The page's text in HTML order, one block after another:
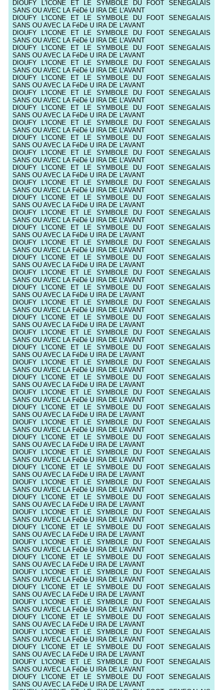
DIOUFY L'ICONE ET LE SYMBOLE DU FOOT SENEGALAIS
SANS OU AVEC LA FéDé U IRA DE L'AVANT
DIOUFY L'ICONE ET LE SYMBOLE DU FOOT SENEGALAIS
SANS OU AVEC LA FéDé U IRA DE L'AVANT
DIOUFY L'ICONE ET LE SYMBOLE DU FOOT SENEGALAIS
SANS OU AVEC LA FéDé U IRA DE L'AVANT
DIOUFY L'ICONE ET LE SYMBOLE DU FOOT SENEGALAIS
SANS OU AVEC LA FéDé U IRA DE L'AVANT
DIOUFY L'ICONE ET LE SYMBOLE DU FOOT SENEGALAIS
SANS OU AVEC LA FéDé U IRA DE L'AVANT
DIOUFY L'ICONE ET LE SYMBOLE DU FOOT SENEGALAIS
SANS OU AVEC LA FéDé U IRA DE L'AVANT
DIOUFY L'ICONE ET LE SYMBOLE DU FOOT SENEGALAIS
SANS OU AVEC LA FéDé U IRA DE L'AVANT
DIOUFY L'ICONE ET LE SYMBOLE DU FOOT SENEGALAIS
SANS OU AVEC LA FéDé U IRA DE L'AVANT
DIOUFY L'ICONE ET LE SYMBOLE DU FOOT SENEGALAIS
SANS OU AVEC LA FéDé U IRA DE L'AVANT
DIOUFY L'ICONE ET LE SYMBOLE DU FOOT SENEGALAIS
SANS OU AVEC LA FéDé U IRA DE L'AVANT
DIOUFY L'ICONE ET LE SYMBOLE DU FOOT SENEGALAIS
SANS OU AVEC LA FéDé U IRA DE L'AVANT
DIOUFY L'ICONE ET LE SYMBOLE DU FOOT SENEGALAIS
SANS OU AVEC LA FéDé U IRA DE L'AVANT
DIOUFY L'ICONE ET LE SYMBOLE DU FOOT SENEGALAIS
SANS OU AVEC LA FéDé U IRA DE L'AVANT
DIOUFY L'ICONE ET LE SYMBOLE DU FOOT SENEGALAIS
SANS OU AVEC LA FéDé U IRA DE L'AVANT
DIOUFY L'ICONE ET LE SYMBOLE DU FOOT SENEGALAIS
SANS OU AVEC LA FéDé U IRA DE L'AVANT
DIOUFY L'ICONE ET LE SYMBOLE DU FOOT SENEGALAIS
SANS OU AVEC LA FéDé U IRA DE L'AVANT
DIOUFY L'ICONE ET LE SYMBOLE DU FOOT SENEGALAIS
SANS OU AVEC LA FéDé U IRA DE L'AVANT
DIOUFY L'ICONE ET LE SYMBOLE DU FOOT SENEGALAIS
SANS OU AVEC LA FéDé U IRA DE L'AVANT
DIOUFY L'ICONE ET LE SYMBOLE DU FOOT SENEGALAIS
SANS OU AVEC LA FéDé U IRA DE L'AVANT
DIOUFY L'ICONE ET LE SYMBOLE DU FOOT SENEGALAIS
SANS OU AVEC LA FéDé U IRA DE L'AVANT
DIOUFY L'ICONE ET LE SYMBOLE DU FOOT SENEGALAIS
SANS OU AVEC LA FéDé U IRA DE L'AVANT
DIOUFY L'ICONE ET LE SYMBOLE DU FOOT SENEGALAIS
SANS OU AVEC LA FéDé U IRA DE L'AVANT
DIOUFY L'ICONE ET LE SYMBOLE DU FOOT SENEGALAIS
SANS OU AVEC LA FéDé U IRA DE L'AVANT
DIOUFY L'ICONE ET LE SYMBOLE DU FOOT SENEGALAIS
SANS OU AVEC LA FéDé U IRA DE L'AVANT
DIOUFY L'ICONE ET LE SYMBOLE DU FOOT SENEGALAIS
SANS OU AVEC LA FéDé U IRA DE L'AVANT
DIOUFY L'ICONE ET LE SYMBOLE DU FOOT SENEGALAIS
SANS OU AVEC LA FéDé U IRA DE L'AVANT
DIOUFY L'ICONE ET LE SYMBOLE DU FOOT SENEGALAIS
SANS OU AVEC LA FéDé U IRA DE L'AVANT
DIOUFY L'ICONE ET LE SYMBOLE DU FOOT SENEGALAIS
SANS OU AVEC LA FéDé U IRA DE L'AVANT
DIOUFY L'ICONE ET LE SYMBOLE DU FOOT SENEGALAIS
SANS OU AVEC LA FéDé U IRA DE L'AVANT
DIOUFY L'ICONE ET LE SYMBOLE DU FOOT SENEGALAIS
SANS OU AVEC LA FéDé U IRA DE L'AVANT
DIOUFY L'ICONE ET LE SYMBOLE DU FOOT SENEGALAIS
SANS OU AVEC LA FéDé U IRA DE L'AVANT
DIOUFY L'ICONE ET LE SYMBOLE DU FOOT SENEGALAIS
SANS OU AVEC LA FéDé U IRA DE L'AVANT
DIOUFY L'ICONE ET LE SYMBOLE DU FOOT SENEGALAIS
SANS OU AVEC LA FéDé U IRA DE L'AVANT
DIOUFY L'ICONE ET LE SYMBOLE DU FOOT SENEGALAIS
SANS OU AVEC LA FéDé U IRA DE L'AVANT
DIOUFY L'ICONE ET LE SYMBOLE DU FOOT SENEGALAIS
SANS OU AVEC LA FéDé U IRA DE L'AVANT
DIOUFY L'ICONE ET LE SYMBOLE DU FOOT SENEGALAIS
SANS OU AVEC LA FéDé U IRA DE L'AVANT
DIOUFY L'ICONE ET LE SYMBOLE DU FOOT SENEGALAIS
SANS OU AVEC LA FéDé U IRA DE L'AVANT
DIOUFY L'ICONE ET LE SYMBOLE DU FOOT SENEGALAIS
SANS OU AVEC LA FéDé U IRA DE L'AVANT
DIOUFY L'ICONE ET LE SYMBOLE DU FOOT SENEGALAIS
SANS OU AVEC LA FéDé U IRA DE L'AVANT
DIOUFY L'ICONE ET LE SYMBOLE DU FOOT SENEGALAIS
SANS OU AVEC LA FéDé U IRA DE L'AVANT
DIOUFY L'ICONE ET LE SYMBOLE DU FOOT SENEGALAIS
SANS OU AVEC LA FéDé U IRA DE L'AVANT
DIOUFY L'ICONE ET LE SYMBOLE DU FOOT SENEGALAIS
SANS OU AVEC LA FéDé U IRA DE L'AVANT
DIOUFY L'ICONE ET LE SYMBOLE DU FOOT SENEGALAIS
SANS OU AVEC LA FéDé U IRA DE L'AVANT
DIOUFY L'ICONE ET LE SYMBOLE DU FOOT SENEGALAIS
SANS OU AVEC LA FéDé U IRA DE L'AVANT
DIOUFY L'ICONE ET LE SYMBOLE DU FOOT SENEGALAIS
SANS OU AVEC LA FéDé U IRA DE L'AVANT
DIOUFY L'ICONE ET LE SYMBOLE DU FOOT SENEGALAIS
SANS OU AVEC LA FéDé U IRA DE L'AVANT